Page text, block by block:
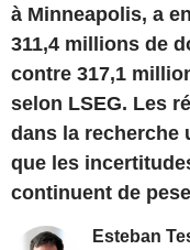
à Minneapolis, a
311,4 millions de
contre 317,1
selon LSEG. Les
dans la recherche
que les
continuent de
Esteban